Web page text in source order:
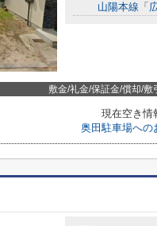
山陽本線 「
敷金/礼金/保証金/償却/敷引
現在空き情
奥田駐車場への